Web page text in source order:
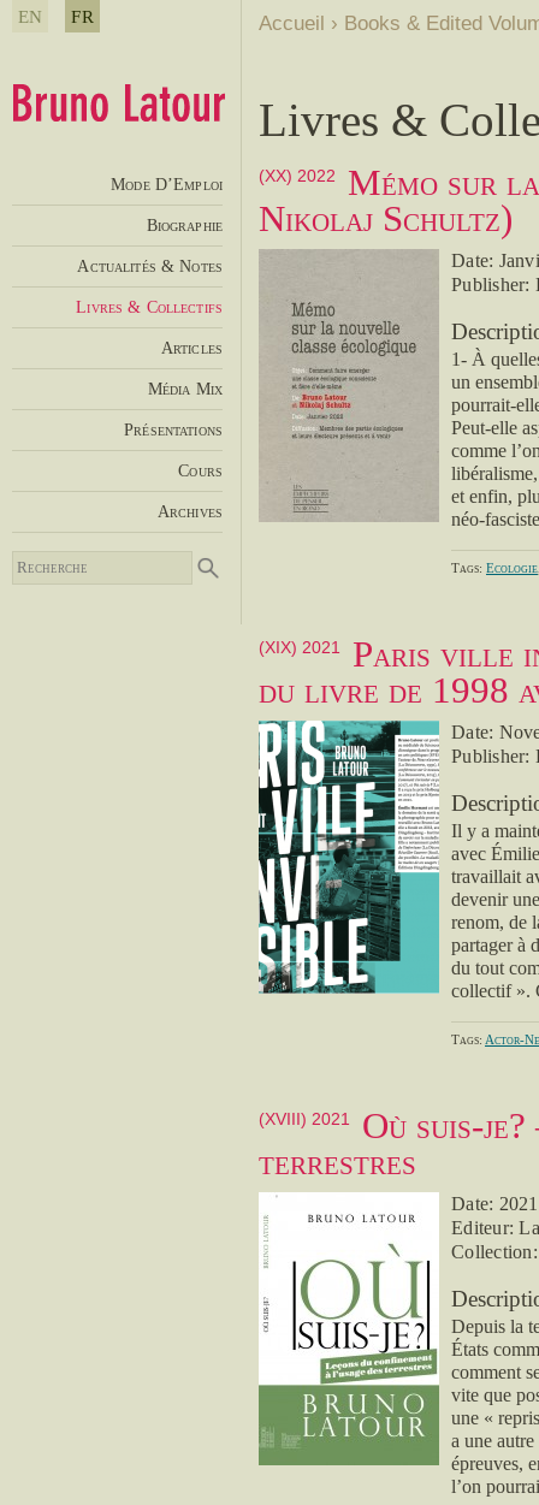
Accueil › Books & Edited
Livres &
(XX) 2022
Mémo sur
Nikolaj Schultz)
Date:
Publisher:
1- À
un
pourrait-
Peut-elle
comme
et enfin,
néo-
Tags: Ecologie
(XIX) 2021
Paris ville
du livre de 1998
Date:
Publisher:
Il y a
avec
travaillait
devenir
renom, de
partager à
du tout
collectif ».
Tags: Actor-
(XVIII) 2021
Où suis-
terrestres
Date: 2021
Editeur:
Collection:
Depuis la
États
comment
vite que
une «
a une
épreuves,
l’on
EN FR
Mode D’Emploi
Biographie
Actualités & Notes
Livres & Collectifs
Articles
Média Mix
Présentations
Cours
Archives